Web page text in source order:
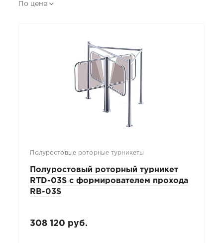
По цене
Полуростовые роторные турникеты
Полуростовый роторный турникет
RTD-03S с формирователем прохода
RB-03S
308 120 руб.